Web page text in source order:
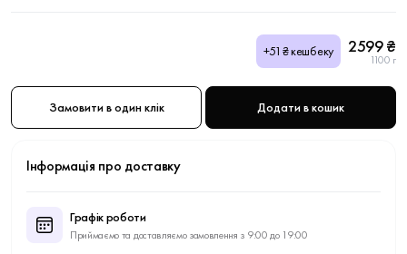
+51₴ кешбеку 2599 ₴
1100 г
Замовити в один клік Додати в кошик
Інформація про доставку
Графік роботи
Приймаємо та доставляємо замовлення з 9:00 до 19:00